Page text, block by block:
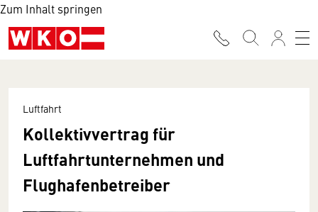
Zum Inhalt springen
Luftfahrt
Kollektivvertrag für
Luftfahrtunternehmen und
Flughafenbetreiber